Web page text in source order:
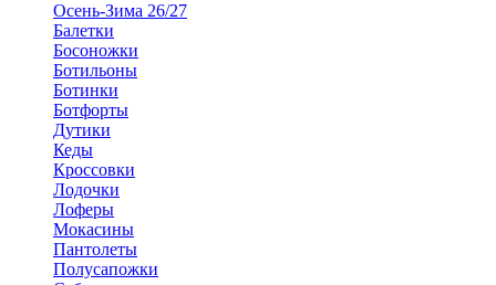
Осень-Зима 26/27
Балетки
Босоножки
Ботильоны
Ботинки
Ботфорты
Дутики
Кеды
Кроссовки
Лодочки
Лоферы
Мокасины
Пантолеты
Полусапожки